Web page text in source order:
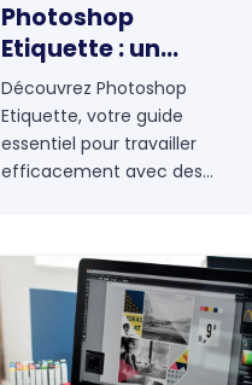
Photoshop
Etiquette : un
guide complet
pour maîtriser vos
fichiers PSD
Découvrez Photoshop
Etiquette, votre guide
essentiel pour travailler
efficacement avec des
pratiques pour une
organisation optimale des
calques, images,
typographies et effets.
Que vous soyez novice ou